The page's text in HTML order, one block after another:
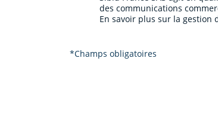
des communications
En savoir plus sur la gestion
*Champs obligatoires